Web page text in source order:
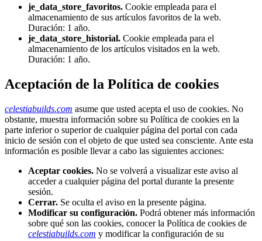
je_data_store_favoritos. Cookie empleada para el
almacenamiento de sus artículos favoritos de la web.
Duración: 1 año.
je_data_store_historial. Cookie empleada para el
almacenamiento de los artículos visitados en la web.
Duración: 1 año.
Aceptación de la Política de cookies
celestiabuilds.com asume que usted acepta el uso de cookies. No
obstante, muestra información sobre su Política de cookies en la
parte inferior o superior de cualquier página del portal con cada
inicio de sesión con el objeto de que usted sea consciente. Ante esta
información es posible llevar a cabo las siguientes acciones:
Aceptar cookies. No se volverá a visualizar este aviso al
acceder a cualquier página del portal durante la presente
sesión.
Cerrar. Se oculta el aviso en la presente página.
Modificar su configuración. Podrá obtener más información
sobre qué son las cookies, conocer la Política de cookies de
celestiabuilds.com y modificar la configuración de su